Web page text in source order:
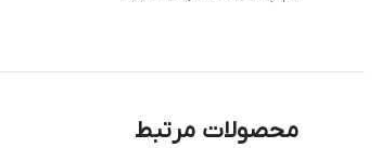
محصولات مرتبط